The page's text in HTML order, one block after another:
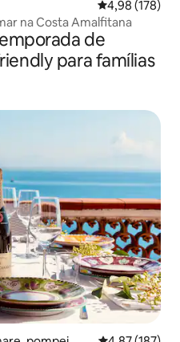
4,98 de uma
4,98 (178)
na Costa Amalfitana
de
para famílias